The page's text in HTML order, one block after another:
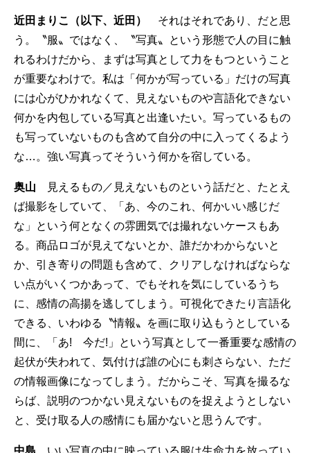
近田まりこ（以下、近田）
それはそれであり、だと思
う。〝服〟ではなく、〝写真〟という形態で人の目に触
れるわけだから、まずは写真として力をもつということ
が重要なわけで。私は「何かが写っている」だけの写真
には心がひかれなくて、見えないものや言語化できない
何かを内包している写真と出逢いたい。写っているもの
も写っていないものも含めて自分の中に入ってくるよう
な…。強い写真ってそういう何かを宿している。
奥山 見えるもの／見えないものという話だと、たとえ
ば撮影をしていて、「あ、今のこれ、何かいい感じだ
な」という何となくの雰囲気では撮れないケースもあ
る。商品ロゴが見えてないとか、誰だかわからないと
か、引き寄りの問題も含めて、クリアしなければならな
い点がいくつかあって、でもそれを気にしているうち
に、感情の高揚を逃してしまう。可視化できたり言語化
できる、いわゆる〝情報〟を画に取り込もうとしている
間に、「あ! 今だ!」という写真として一番重要な感情の
起伏が失われて、気付けば誰の心にも刺さらない、ただ
の情報画像になってしまう。だからこそ、写真を撮るな
らば、説明のつかない見えないものを捉えようとしない
と、受け取る人の感情にも届かないと思うんです。
中島 いい写真の中に映っている服は生命力を放ってい